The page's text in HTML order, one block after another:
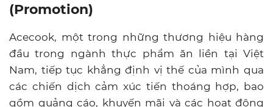
(Promotion)
Acecook, một trong những thương hiệu hàng
đầu trong ngành thực phẩm ăn liền tại Việt
Nam, tiếp tục khẳng định vị thế của mình qua
các chiến dịch cảm xúc tiến thoáng hợp, bao
gồm quảng cáo, khuyến mãi và các hoạt động